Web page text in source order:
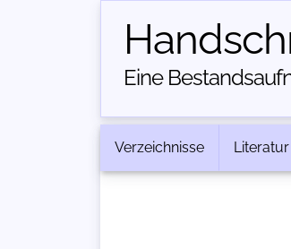
Eine
Verzeichnisse Literatur